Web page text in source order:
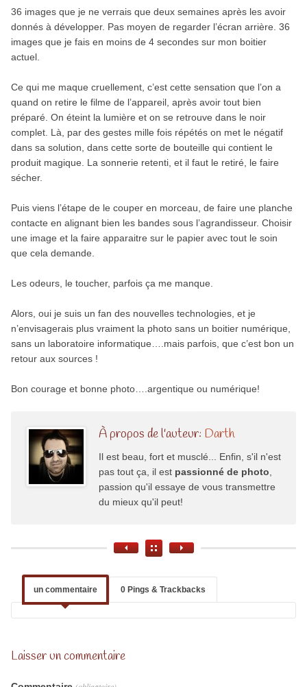
36 images que je ne verrais que deux semaines après les avoir
donnés à développer. Pas moyen de regarder l’écran arrière. 36
images que je fais en moins de 4 secondes sur mon boitier
actuel.
Ce qui me maque cruellement, c’est cette sensation que l’on a
quand on retire le filme de l’appareil, après avoir tout bien
préparé. On éteint la lumière et on se retrouve dans le noir
complet. Là, par des gestes mille fois répétés on met le négatif
dans sa solution, dans cette sorte de bouteille qui contient le
produit magique. La sonnerie retenti, et il faut le retiré, le faire
sécher.
Puis viens l’étape de le couper en morceau, de faire une planche
contacte en alignant bien les bandes sous l’agrandisseur. Choisir
une image et la faire apparaitre sur le papier avec tout le soin
que cela demande.
Les odeurs, le toucher, parfois ça me manque.
Alors, oui je suis un fan des nouvelles technologies, et je
n’envisagerais plus vraiment la photo sans un boitier numérique,
sans un laboratoire informatique….mais parfois, que c’est bon un
retour aux sources !
Bon courage et bonne photo….argentique ou numérique!
À propos de l'auteur: Darth
Il est beau, fort et musclé... Enfin, s'il n'est
pas tout ça, il est passionné de photo
passion qu'il essaye de vous transmettre
du mieux qu'il peut!
un commentaire 0 Pings & Trackbacks
Laisser un commentaire